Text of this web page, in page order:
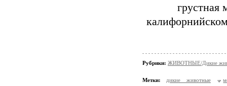
грустная
Рубрики: ЖИВОТНЫЕ/Дикие
Метки: дикие животные